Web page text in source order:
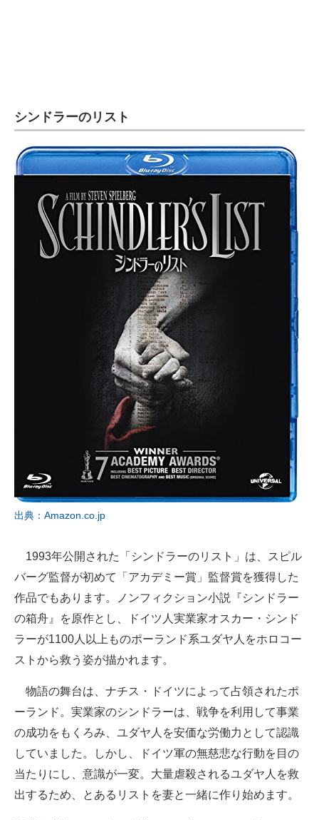
シンドラーのリスト
出典：Amazon.co.jp
1993年公開された「シンドラーのリスト」は、スピル
バーグ監督が初めて「アカデミー賞」監督賞を獲得した
作品でもあります。ノンフィクション小説『シンドラー
の箱舟』を原作とし、ドイツ人実業家オスカー・シンド
ラーが1100人以上ものポーランド系ユダヤ人をホロコー
ストから救う姿が描かれます。
物語の舞台は、ナチス・ドイツによって占領されたポ
ーランド。実業家のシンドラーは、戦争を利用して事業
の成功をもくろみ、ユダヤ人を安価な労働力として認識
していました。しかし、ドイツ軍の無慈悲な行動を目の
当たりにし、意識が一変。大量虐殺されるユダヤ人を救
出するため、とあるリストを妻と一緒に作り始めます。